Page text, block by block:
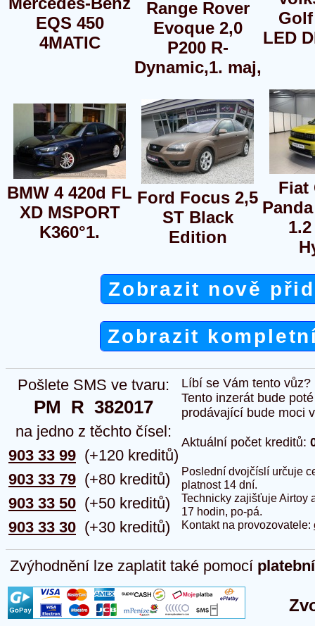
EQS 450
4MATIC
Range Rover
Evoque 2,0
P200 R-
Dynamic,1. maj,
Golf
LED
BMW 4 420d FL
XD MSPORT
K360°1.
Ford Focus 2,5
ST Black
Edition
Fiat
Zobrazit nově
Zobrazit
Pošlete SMS ve tvaru:
PM  R  382017
na jedno z těchto čísel:
903 33 99
903 33 79
903 33 50
903 33 30
(+120 kreditů)
(+80 kreditů)
(+50 kreditů)
(+30 kreditů)
Líbí se Vám tento
Tento inzerát bude
prodávající bude moci
Aktuální počet kreditů:
Poslední dvojčíslí určuje
platnost 14 dní.
Technicky zajišťuje Airtoy
17 hodin, po-pá.
Kontakt na provozovatele:
Zvýhodnění lze zaplatit také pomocí